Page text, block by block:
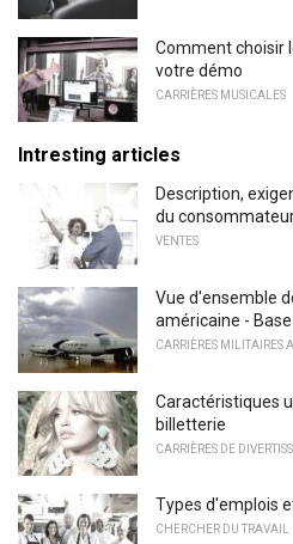
Comment choisir
votre démo
CARRIÈRES MUSICALES
Intresting articles
Description,
du
VENTES
Vue d'ensemble
américaine -
CARRIÈRES MILITAIRES
Caractéristiques
billetterie
CARRIÈRES DE
Types d'emplois
CHERCHER DU TRAVAIL